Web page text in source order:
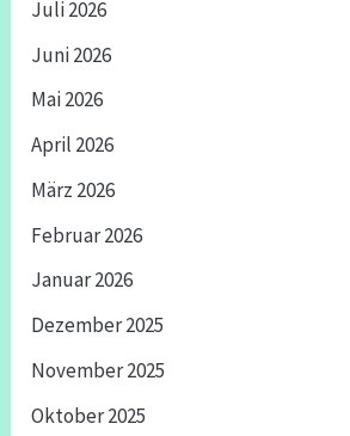
Juli 2026
Juni 2026
Mai 2026
April 2026
März 2026
Februar 2026
Januar 2026
Dezember 2025
November 2025
Oktober 2025